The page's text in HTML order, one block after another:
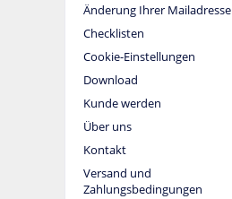
Änderung Ihrer Mailadresse
Checklisten
Cookie-Einstellungen
Download
Kunde werden
Über uns
Kontakt
Versand und
Zahlungsbedingungen